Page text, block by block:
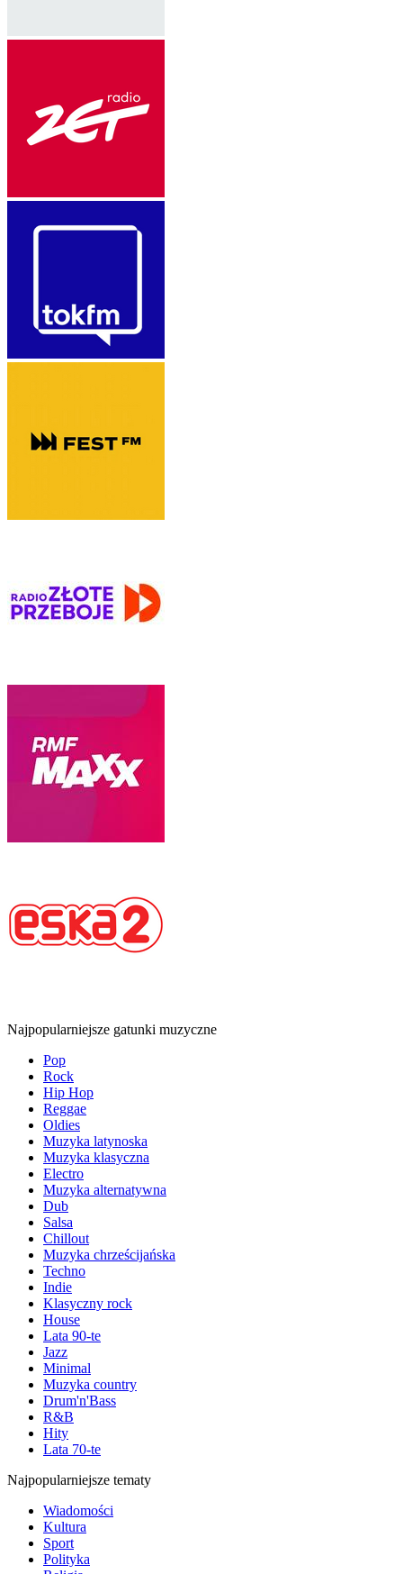
Najpopularniejsze gatunki muzyczne
Pop
Rock
Hip Hop
Reggae
Oldies
Muzyka latynoska
Muzyka klasyczna
Electro
Muzyka alternatywna
Dub
Salsa
Chillout
Muzyka chrześcijańska
Techno
Indie
Klasyczny rock
House
Lata 90-te
Jazz
Minimal
Muzyka country
Drum'n'Bass
R&B
Hity
Lata 70-te
Najpopularniejsze tematy
Wiadomości
Kultura
Sport
Polityka